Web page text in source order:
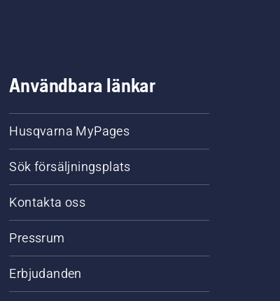
Användbara länkar
Husqvarna MyPages
Sök försäljningsplats
Kontakta oss
Pressrum
Erbjudanden